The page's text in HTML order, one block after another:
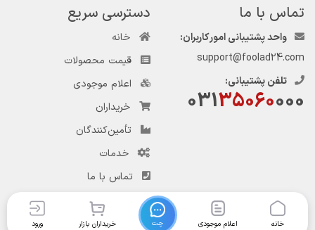
تماس با ما
واحد پشتیبانی امور کاربران:
support@foolad24.com
تلفن پشتیبانی:
03135060000
دسترسی سریع
خانه
قیمت محصولات
اعلام موجودی
خریداران
تأمین‌کنندگان
خدمات
تماس با ما
خانه اعلام موجودی چت خریداران بازار ورود